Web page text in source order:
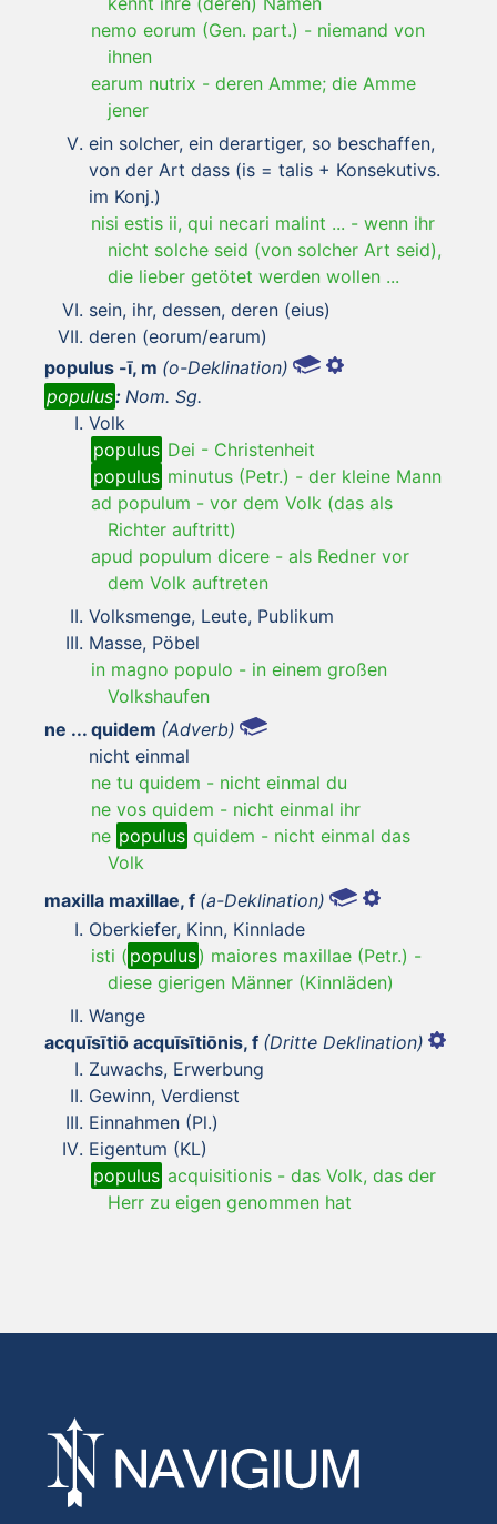
nemo eorum (Gen. part.) - niemand von
ihnen
earum nutrix - deren Amme; die Amme
jener
ein solcher, ein derartiger, so beschaffen,
von der Art dass (is = talis + Konsekutivs.
im Konj.)
nisi estis ii, qui necari malint ... - wenn ihr
nicht solche seid (von solcher Art seid),
die lieber getötet werden wollen ...
sein, ihr, dessen, deren (eius)
deren (eorum/earum)
populus -ī, m (o-Deklination)
populus: Nom. Sg.
Volk
populus Dei - Christenheit
populus minutus (Petr.) - der kleine Mann
ad populum - vor dem Volk (das als
Richter auftritt)
apud populum dicere - als Redner vor
dem Volk auftreten
Volksmenge, Leute, Publikum
Masse, Pöbel
in magno populo - in einem großen
Volkshaufen
ne ... quidem (Adverb)
nicht einmal
ne tu quidem - nicht einmal du
ne vos quidem - nicht einmal ihr
ne populus quidem - nicht einmal das
Volk
maxilla maxillae, f (a-Deklination)
Oberkiefer, Kinn, Kinnlade
isti ( populus) maiores maxillae (Petr.) -
diese gierigen Männer (Kinnläden)
Wange
acquīsītiō acquīsītiōnis, f (Dritte Deklination)
Zuwachs, Erwerbung
Gewinn, Verdienst
Einnahmen (Pl.)
Eigentum (KL)
populus acquisitionis - das Volk, das der
Herr zu eigen genommen hat